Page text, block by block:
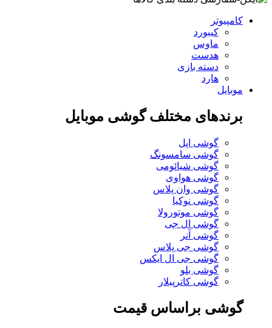
کامپیوتر
کیبورد
ماوس
هدست
دسته بازی
هارد
موبایل
برندهای مختلف گوشی موبایل
گوشی اپل
گوشی سامسونگ
گوشی شیائومی
گوشی هواوی
گوشی وان پلاس
گوشی نوکیا
گوشی موتورولا
گوشی ال جی
گوشی آنر
گوشی جی پلاس
گوشی جی ال ایکس
گوشی بلو
گوشی کاترپیلار
گوشی براساس قیمت